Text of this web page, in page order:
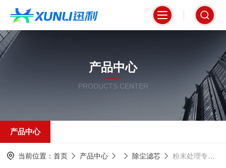
产品中心
PRODUCTS CENTER
产品中心
当前位置： 首页 产品中心 除尘滤芯 粉末处理专用工业除尘滤筒325*220*660mm